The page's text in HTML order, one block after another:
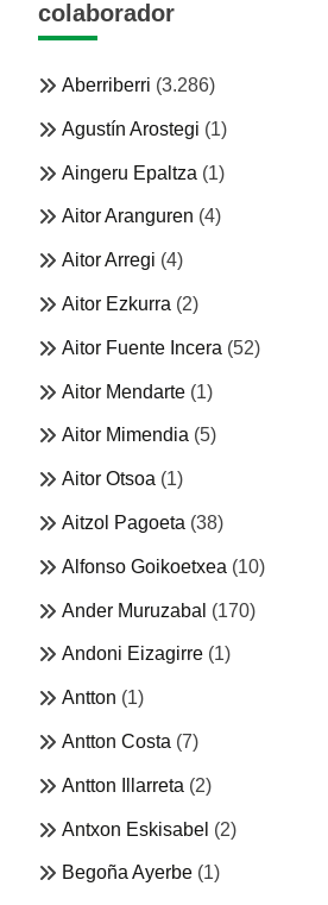
colaborador
Aberriberri (3.286)
Agustín Arostegi (1)
Aingeru Epaltza (1)
Aitor Aranguren (4)
Aitor Arregi (4)
Aitor Ezkurra (2)
Aitor Fuente Incera (52)
Aitor Mendarte (1)
Aitor Mimendia (5)
Aitor Otsoa (1)
Aitzol Pagoeta (38)
Alfonso Goikoetxea (10)
Ander Muruzabal (170)
Andoni Eizagirre (1)
Antton (1)
Antton Costa (7)
Antton Illarreta (2)
Antxon Eskisabel (2)
Begoña Ayerbe (1)